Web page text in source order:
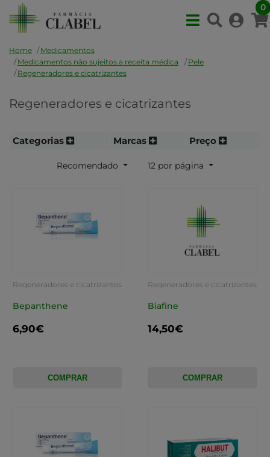
0
Home
Medicamentos
Medicamentos não sujeitos a receita médica
Pele
Regeneradores e cicatrizantes
Regeneradores e cicatrizantes
Categorias Marcas Preço
Recomendado 12 por página
Regeneradores e cicatrizantes
Bepanthene
6,90€
COMPRAR
Regeneradores e cicatrizantes
Biafine
14,50€
COMPRAR